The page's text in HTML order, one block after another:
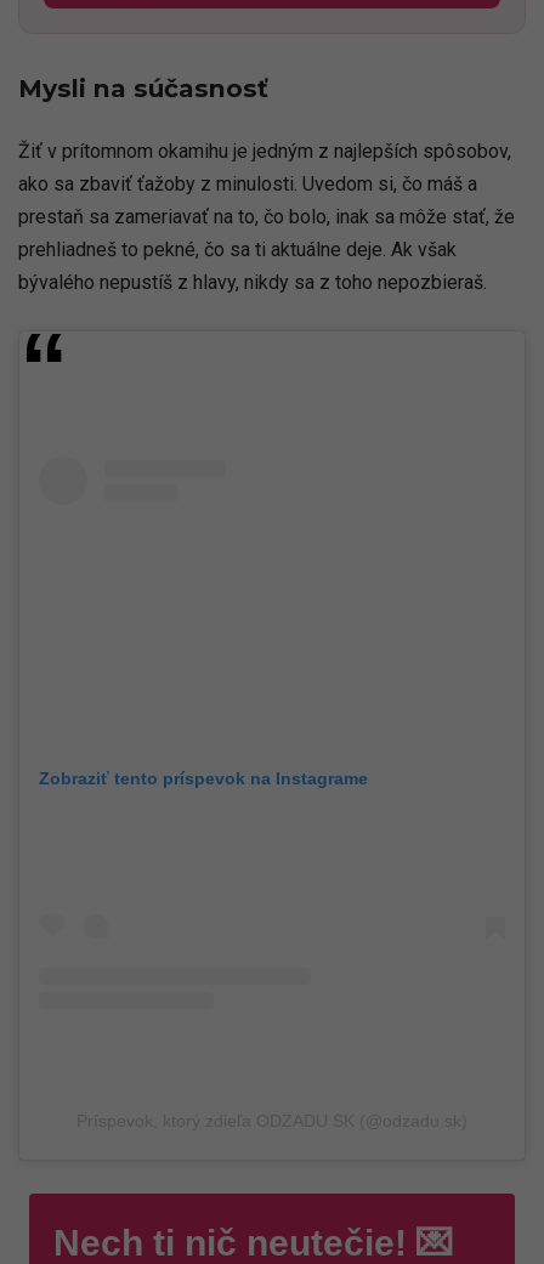
Mysli na súčasnosť
Žiť v prítomnom okamihu je jedným z najlepších spôsobov,
ako sa zbaviť ťažoby z minulosti. Uvedom si, čo máš a
prestaň sa zameriavať na to, čo bolo, inak sa môže stať, že
prehliadneš to pekné, čo sa ti aktuálne deje. Ak však
bývalého nepustíš z hlavy, nikdy sa z toho nepozbieraš.
Zobraziť tento príspevok na Instagrame
Nech ti nič neutečie! 💌